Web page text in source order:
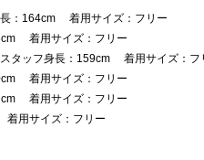
長：164cm 着用サイズ：フリー
着用サイズ：フリー
タッフ身長：159cm 着用サイズ：フ
着用サイズ：フリー
着用サイズ：フリー
用サイズ：フリー